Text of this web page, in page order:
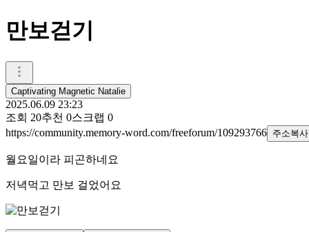
만보걷기
Captivating Magnetic Natalie
2025.06.09 23:23
조회 20추천 0스크랩 0
https://community.memory-word.com/freeforum/109293766 주소복사
월요일이라 피곤하네요
저녁먹고 만보 걸었어요